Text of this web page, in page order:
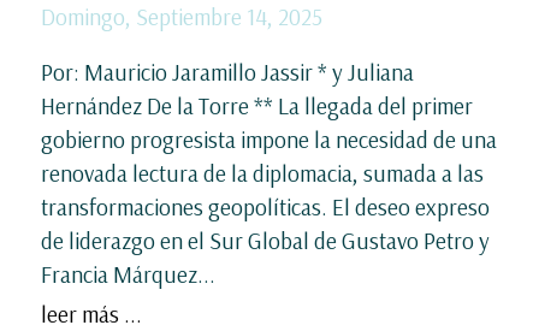
Domingo, Septiembre 14, 2025
Por: Mauricio Jaramillo Jassir * y Juliana
Hernández De la Torre ** La llegada del primer
gobierno progresista impone la necesidad de una
renovada lectura de la diplomacia, sumada a las
transformaciones geopolíticas. El deseo expreso
de liderazgo en el Sur Global de Gustavo Petro y
Francia Márquez...
leer más ...